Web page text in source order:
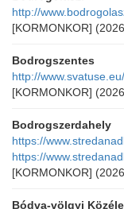
http://
[KORMONKOR]
Bodrogszentes
http://www.svatuse.eu/
[KORMONKOR]
Bodrogszerdahely
https://
https://
[KORMONKOR]
Bódva-völgyi